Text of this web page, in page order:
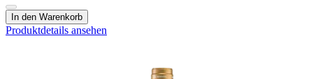
In den Warenkorb
Produktdetails ansehen